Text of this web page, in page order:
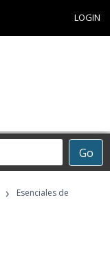
LOGIN
Go
›
Esenciales de